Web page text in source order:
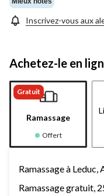
Inscrivez-vous aux
Achetez-le en
Gratuit
Ramassage
Offert
Ramassage à Leduc,
Ramassage gratuit,